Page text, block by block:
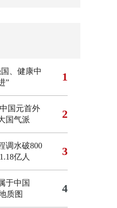
、健康中
”
1
国元首外
国气派
2
调水破800
亿人
3
于中国
质图 4